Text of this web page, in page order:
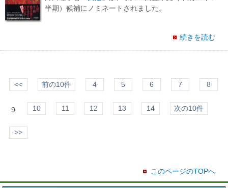
半期）候補にノミネートされました。
続きを読む
<< 前の10件 4 5 6 7 8
9 10 11 12 13 14 次の10件
>>
このページのTOPへ